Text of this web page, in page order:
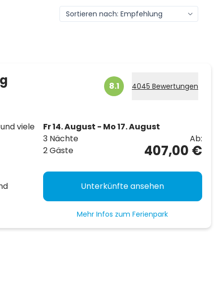
8.1 4045 Bewertungen
viele
Fr 14. August - Mo 17. August
3 Nächte
2 Gäste
Ab:
407,00 €
Unterkünfte ansehen
Mehr Infos zum Ferienpark